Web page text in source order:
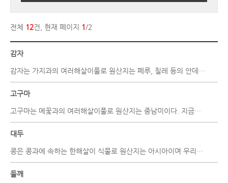
전체 12건, 현재 페이지 1/2
감자
감자는 가지과의 여러해살이풀로 원산지는 페루, 칠레 등의 안데스 산맥 주변 지역이다...
고구마
고구마는 메꽃과의 여러해살이풀로 원산지는 중남미이다. 지금은 세계 각지 온대지방에..
대두
콩은 콩과에 속하는 한해살이 식물로 원산지는 아시아이며 우리나라를 비롯하여 중국, ..
들깨